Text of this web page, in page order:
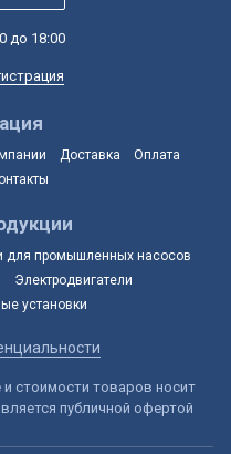
до 18:00
Доставка
Оплата
для промышленных насосов
Электродвигатели
установки
стоимости товаров носит
публичной офертой